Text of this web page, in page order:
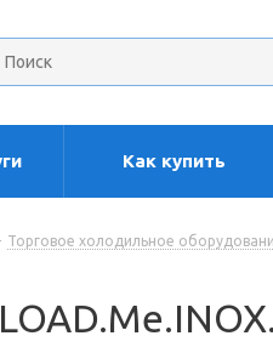
Как купить
Торговое холодильное